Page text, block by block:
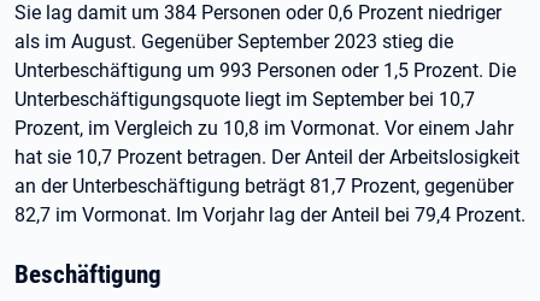
Sie lag damit um 384 Personen oder 0,6 Prozent niedriger
als im August. Gegenüber September 2023 stieg die
Unterbeschäftigung um 993 Personen oder 1,5 Prozent. Die
Unterbeschäftigungsquote liegt im September bei 10,7
Prozent, im Vergleich zu 10,8 im Vormonat. Vor einem Jahr
hat sie 10,7 Prozent betragen. Der Anteil der Arbeitslosigkeit
an der Unterbeschäftigung beträgt 81,7 Prozent, gegenüber
82,7 im Vormonat. Im Vorjahr lag der Anteil bei 79,4 Prozent.
Beschäftigung